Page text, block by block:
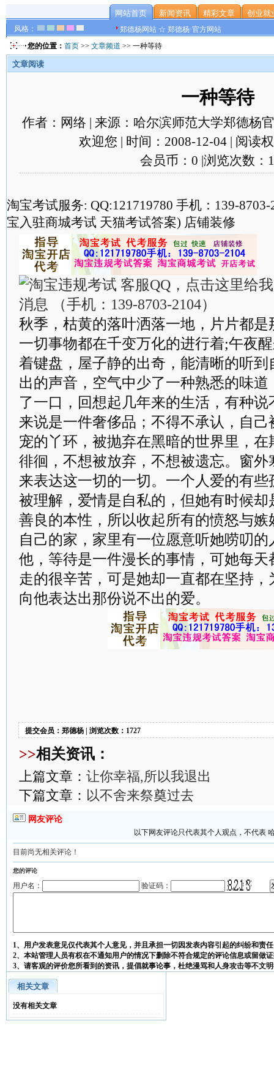
风格：
网站首页 新闻资讯 精彩文章 创业就
郑德杨网站 ☆ 郑德杨·官方网站
您的位置： 首页 >> 文章频道 >> 一种等待
文章阅读
一种等待
作者：网络 | 来源：哈尔滨师范大学郑德杨
欢迎您 | 时间：2008-12-04 | 阅读
会员币：0 |浏览次数：
淘宝考试服务: QQ:121719780 手机：139-
宝入驻商城考试 天猫考试答案) 店铺装修
秋季，枯黄的落叶洒落一地，片片都
一切事物都在千变万化的进行着;午夜
着键盘，屋子静的出奇，能清晰的听
出的声音，空气中少了一种熟悉的味
了一口，回想起几年来的生活，有种
来说是一件奢侈品；不得不承认，自
宠的丫环，被抛弃在黑暗的世界里，
徘徊，不想被放弃，不想被遗忘。窗
来表达这一切的一切。一个人爱的有
被理解，爱情是自私的，但她有时候
善良的本性，所以收起所有的愤怒与
自己的家，家里有一位愿意听她唠叨
他，等待是一件漫长的事情，可她每
走的很辛苦，可是她却一直都在坚持
向他表达出那份说不出的爱。
提交会员：郑德杨 | 浏览次数：1727
>>相关资讯：
上篇文章： 让你幸福,所以我退出
下篇文章： 以不舍来祭奠过去
网友评论
以下网友评论只代表其个人观点，不代表
目前尚无相关评论！
您的评论
用户名： 验证码：
1、用户发表意见仅代表其个人意见，并且承担一切因发表内容引起的纠纷和责
2、本站管理人员有权在不通知用户的情况下删除不符合规定的评论信息或留做
3、请客观的评价您所看到的资讯，提倡就事论事，杜绝漫骂和人身攻击等不文
相关文章
没有相关文章